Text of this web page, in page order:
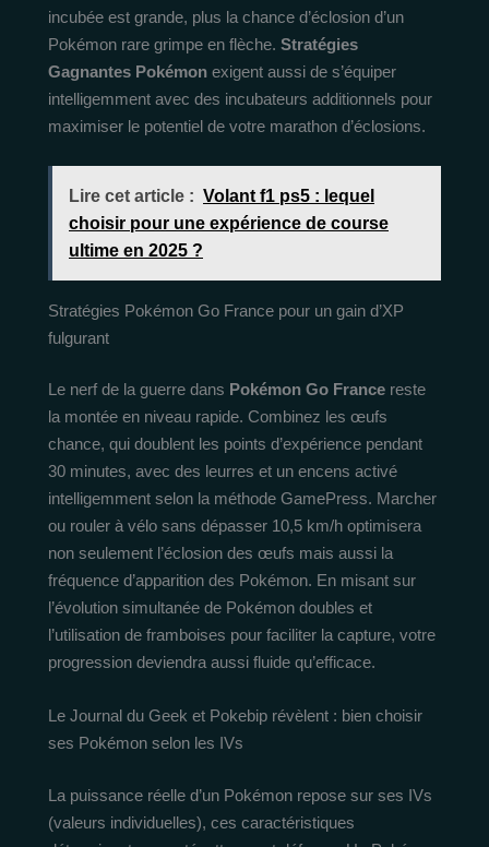
incubée est grande, plus la chance d’éclosion d’un
Pokémon rare grimpe en flèche. Stratégies
Gagnantes Pokémon exigent aussi de s’équiper
intelligemment avec des incubateurs additionnels pour
maximiser le potentiel de votre marathon d’éclosions.
Lire cet article : Volant f1 ps5 : lequel
choisir pour une expérience de course
ultime en 2025 ?
Stratégies Pokémon Go France pour un gain d’XP
fulgurant
Le nerf de la guerre dans Pokémon Go France reste
la montée en niveau rapide. Combinez les œufs
chance, qui doublent les points d’expérience pendant
30 minutes, avec des leurres et un encens activé
intelligemment selon la méthode GamePress. Marcher
ou rouler à vélo sans dépasser 10,5 km/h optimisera
non seulement l’éclosion des œufs mais aussi la
fréquence d’apparition des Pokémon. En misant sur
l’évolution simultanée de Pokémon doubles et
l’utilisation de framboises pour faciliter la capture, votre
progression deviendra aussi fluide qu’efficace.
Le Journal du Geek et Pokebip révèlent : bien choisir
ses Pokémon selon les IVs
La puissance réelle d’un Pokémon repose sur ses IVs
(valeurs individuelles), ces caractéristiques